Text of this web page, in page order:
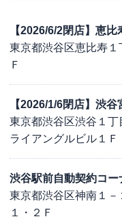
【2026/6/2閉店】恵
東京都渋谷区恵比寿
Ｆ
【2026/1/6閉店】渋
東京都渋谷区渋谷１
ライアングルビル１Ｆ
渋谷駅前自動契約コー
東京都渋谷区神南１
１・２Ｆ